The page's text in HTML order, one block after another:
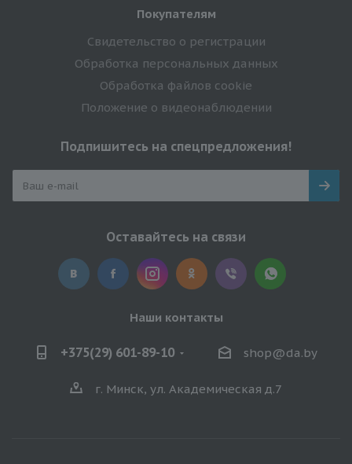
Покупателям
Свидетельство о регистрации
Обработка персональных данных
Обработка файлов cookie
Положение о видеонаблюдении
Подпишитесь на спецпредложения!
Оставайтесь на связи
Наши контакты
+375(29) 601-89-10 shop@da.by
г. Минск, ул. Академическая д.7